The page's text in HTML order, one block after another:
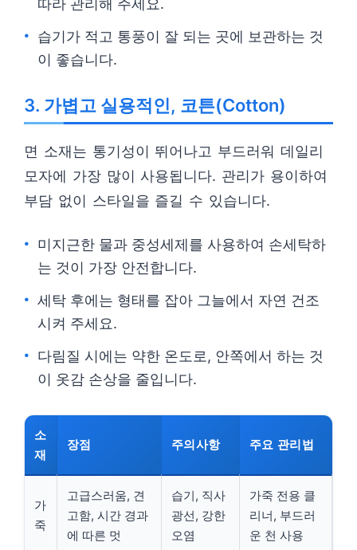
따라 관리해 주세요.
습기가 적고 통풍이 잘 되는 곳에 보관하는 것
이 좋습니다.
3. 가볍고 실용적인, 코튼(Cotton)
면 소재는 통기성이 뛰어나고 부드러워 데일리
모자에 가장 많이 사용됩니다. 관리가 용이하여
부담 없이 스타일을 즐길 수 있습니다.
미지근한 물과 중성세제를 사용하여 손세탁하
는 것이 가장 안전합니다.
세탁 후에는 형태를 잡아 그늘에서 자연 건조
시켜 주세요.
다림질 시에는 약한 온도로, 안쪽에서 하는 것
이 옷감 손상을 줄입니다.
소
재
장점 주의사항 주요 관리법
가
죽
고급스러움, 견
고함, 시간 경과
에 따른 멋
습기, 직사
광선, 강한
오염
가죽 전용 클
리너, 부드러
운 천 사용